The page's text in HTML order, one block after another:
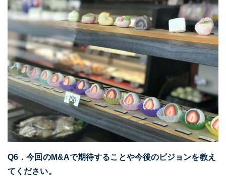
Q6．今回のM&Aで期待することや今後のビジョンを教え
てください。